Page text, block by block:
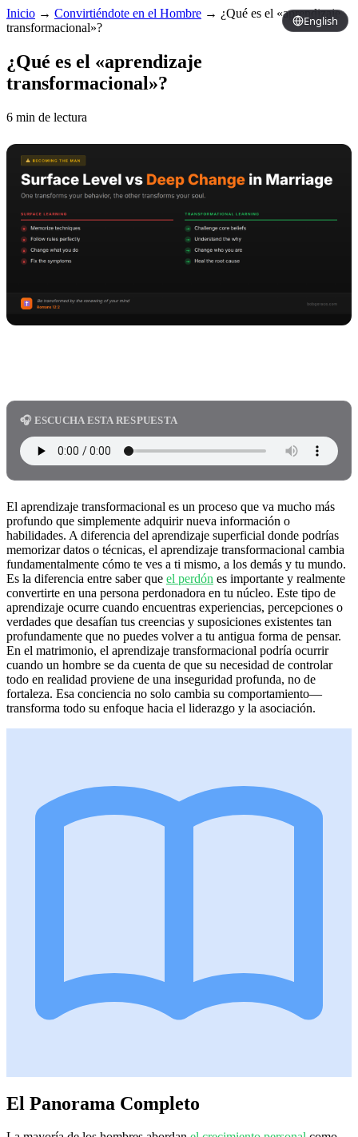
English
Inicio → Convirtiéndote en el Hombre → ¿Qué es el «aprendizaje
transformacional»?
¿Qué es el «aprendizaje
transformacional»?
6 min de lectura
🎧 ESCUCHA ESTA RESPUESTA
El aprendizaje transformacional es un proceso que va mucho más
profundo que simplemente adquirir nueva información o
habilidades. A diferencia del aprendizaje superficial donde podrías
memorizar datos o técnicas, el aprendizaje transformacional cambia
fundamentalmente cómo te ves a ti mismo, a los demás y tu mundo.
Es la diferencia entre saber que el perdón es importante y realmente
convertirte en una persona perdonadora en tu núcleo. Este tipo de
aprendizaje ocurre cuando encuentras experiencias, percepciones o
verdades que desafían tus creencias y suposiciones existentes tan
profundamente que no puedes volver a tu antigua forma de pensar.
En el matrimonio, el aprendizaje transformacional podría ocurrir
cuando un hombre se da cuenta de que su necesidad de controlar
todo en realidad proviene de una inseguridad profunda, no de
fortaleza. Esa conciencia no solo cambia su comportamiento—
transforma todo su enfoque hacia el liderazgo y la asociación.
El Panorama Completo